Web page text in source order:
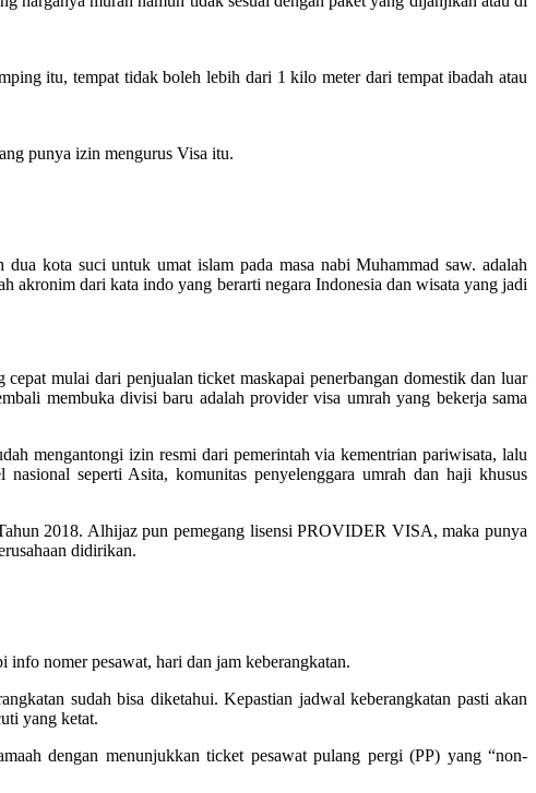
itu, tempat tidak boleh lebih dari 1 kilo meter dari tempat ibadah atau
punya izin mengurus Visa itu.
kota suci untuk umat islam pada masa nabi Muhammad saw. adalah
akronim dari kata indo yang berarti negara Indonesia dan wisata yang jadi
mulai dari penjualan ticket maskapai penerbangan domestik dan luar
membuka divisi baru adalah provider visa umrah yang bekerja sama
mengantongi izin resmi dari pemerintah via kementrian pariwisata, lalu
seperti Asita, komunitas penyelenggara umrah dan haji khusus
2018. Alhijaz pun pemegang lisensi PROVIDER VISA, maka punya
didirikan.
nomer pesawat, hari dan jam keberangkatan.
sudah bisa diketahui. Kepastian jadwal keberangkatan pasti akan
yang ketat.
dengan menunjukkan ticket pesawat pulang pergi (PP) yang “non-